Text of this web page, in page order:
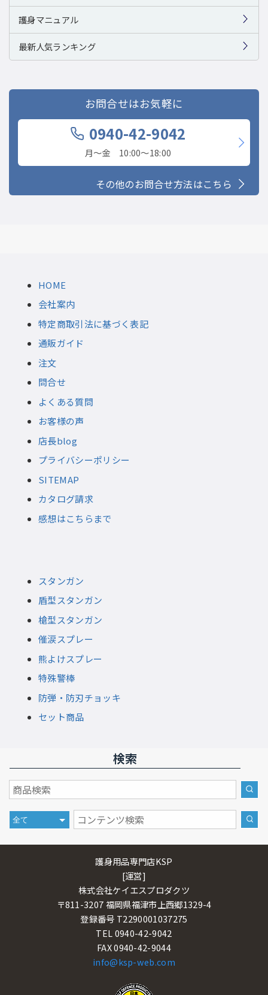
護身マニュアル
最新人気ランキング
お問合せはお気軽に
0940-42-9042
月〜金 10:00〜18:00
その他のお問合せ方法はこちら
HOME
会社案内
特定商取引法に基づく表記
通販ガイド
注文
問合せ
よくある質問
お客様の声
店長blog
プライバシーポリシー
SITEMAP
カタログ請求
感想はこちらまで
スタンガン
盾型スタンガン
槍型スタンガン
催涙スプレー
熊よけスプレー
特殊警棒
防弾・防刃チョッキ
セット商品
検索
護身用品専門店KSP
[運営]
株式会社ケイエスプロダクツ
〒811-3207 福岡県福津市上西郷1329-4
登録番号 T2290001037275
TEL 0940-42-9042
FAX 0940-42-9044
info@ksp-web.com